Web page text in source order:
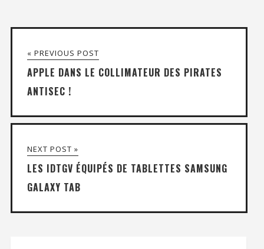
« PREVIOUS POST
APPLE DANS LE COLLIMATEUR DES PIRATES
ANTISEC !
NEXT POST »
LES IDTGV ÉQUIPÉS DE TABLETTES SAMSUNG
GALAXY TAB